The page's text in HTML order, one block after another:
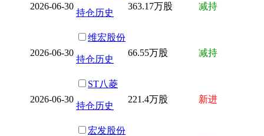
2026-06-30
持仓历史
363.17万股 减持
2026-06-30
维宏股份
持仓历史
66.55万股 减持
2026-06-30
ST八菱
持仓历史
221.4万股 新进
宏发股份